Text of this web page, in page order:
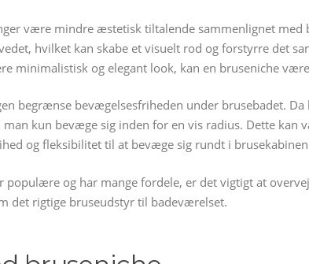
være mindre æstetisk tiltalende sammenlignet med
hvilket kan skabe et visuelt rod og forstyrre det
minimalistisk og elegant look, kan en bruseniche
begrænse bevægelsesfriheden under brusebadet.
kun bevæge sig inden for en vis radius. Dette kan
og fleksibilitet til at bevæge sig rundt i
populære og har mange fordele, er det vigtigt at
det rigtige bruseudstyr til badeværelset.